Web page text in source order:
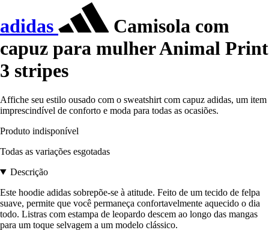
adidas
Camisola com
capuz para mulher Animal Print
3 stripes
Affiche seu estilo ousado com o sweatshirt com capuz adidas, um item
imprescindível de conforto e moda para todas as ocasiões.
Produto indisponível
Todas as variações esgotadas
Descrição
Este hoodie adidas sobrepõe-se à atitude. Feito de um tecido de felpa
suave, permite que você permaneça confortavelmente aquecido o dia
todo. Listras com estampa de leopardo descem ao longo das mangas
para um toque selvagem a um modelo clássico.